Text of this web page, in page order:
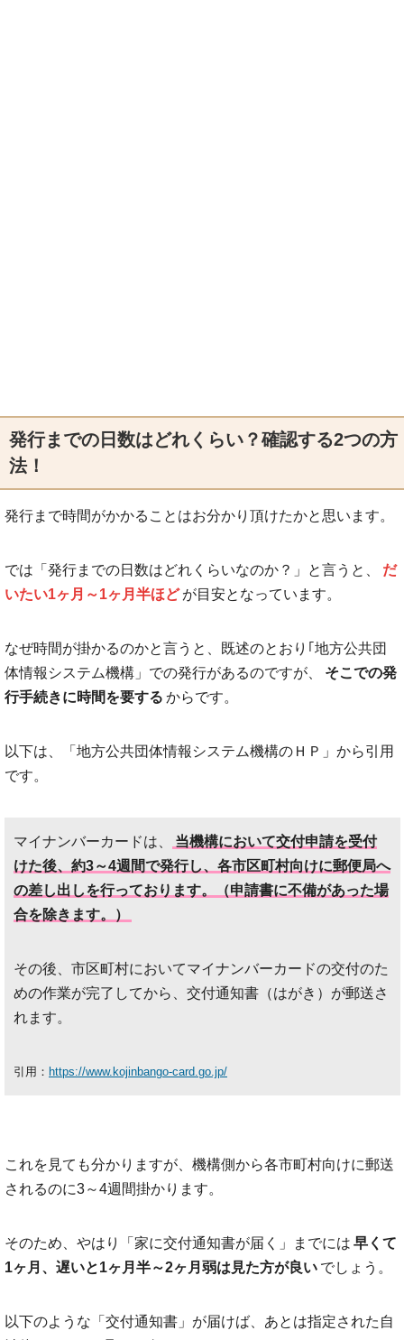
発行までの日数はどれくらい？確認する2つの方
法！
発行まで時間がかかることはお分かり頂けたかと思います。
では「発行までの日数はどれくらいなのか？」と言うと、
だ
いたい1ヶ月～1ヶ月半ほど が目安となっています。
なぜ時間が掛かるのかと言うと、既述のとおり｢地方公共団
体情報システム機構」での発行があるのですが、
そこでの発
行手続きに時間を要する からです。
以下は、「地方公共団体情報システム機構のＨＰ」から引用
です。
マイナンバーカードは、
当機構において交付申請を受付
けた後、約3～4週間で発行し、各市区町村向けに郵便局へ
の差し出しを行っております。（申請書に不備があった場
合を除きます。）
その後、市区町村においてマイナンバーカードの交付のた
めの作業が完了してから、交付通知書（はがき）が郵送さ
れます。
引用： https://www.kojinbango-card.go.jp/
これを見ても分かりますが、機構側から各市町村向けに郵送
されるのに3～4週間掛かります。
そのため、やはり「家に交付通知書が届く」までには 早くて
1ヶ月、遅いと1ヶ月半～2ヶ月弱は見た方が良い でしょう。
以下のような「交付通知書」が届けば、あとは指定された自